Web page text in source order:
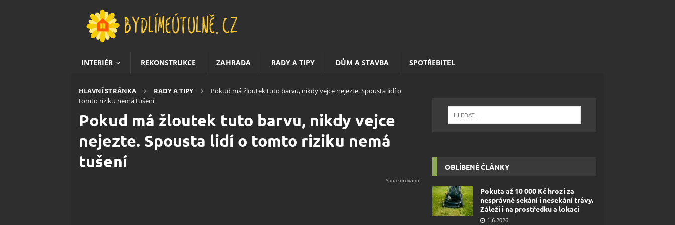
INTERIÉR REKONSTRUKCE ZAHRADA RADY A TIPY DŮM A STAVBA SPOTŘEBITEL
HLAVNÍ STRÁNKA RADY A TIPY
Pokud má žloutek tuto barvu, nikdy vejce nejezte. Spousta lidí o
tomto riziku nemá tušení
Pokud má žloutek tuto barvu, nikdy vejce
nejezte. Spousta lidí o tomto riziku nemá
tušení
OBLÍBENÉ ČLÁNKY
Pokuta až 10 000 Kč hrozí za
nesprávné sekání i nesekání trávy.
Záleží i na prostředku a lokaci
1.6.2026